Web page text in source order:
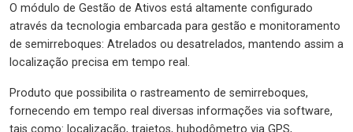
O módulo de Gestão de Ativos está altamente configurado
através da tecnologia embarcada para gestão e monitoramento
de semirreboques: Atrelados ou desatrelados, mantendo assim a
localização precisa em tempo real.
Produto que possibilita o rastreamento de semirreboques,
fornecendo em tempo real diversas informações via software,
tais como: localização, trajetos, hubodômetro via GPS,